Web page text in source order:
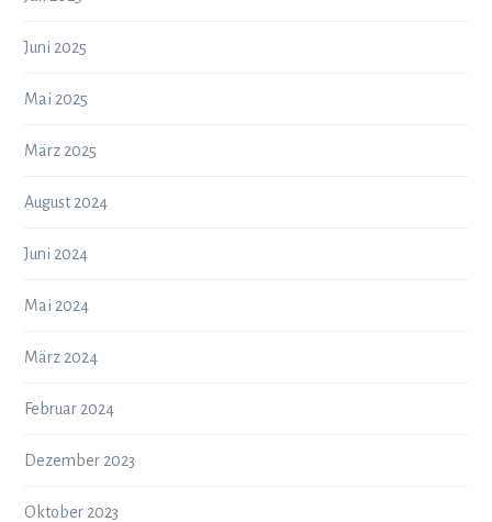
Juni 2025
Mai 2025
März 2025
August 2024
Juni 2024
Mai 2024
März 2024
Februar 2024
Dezember 2023
Oktober 2023